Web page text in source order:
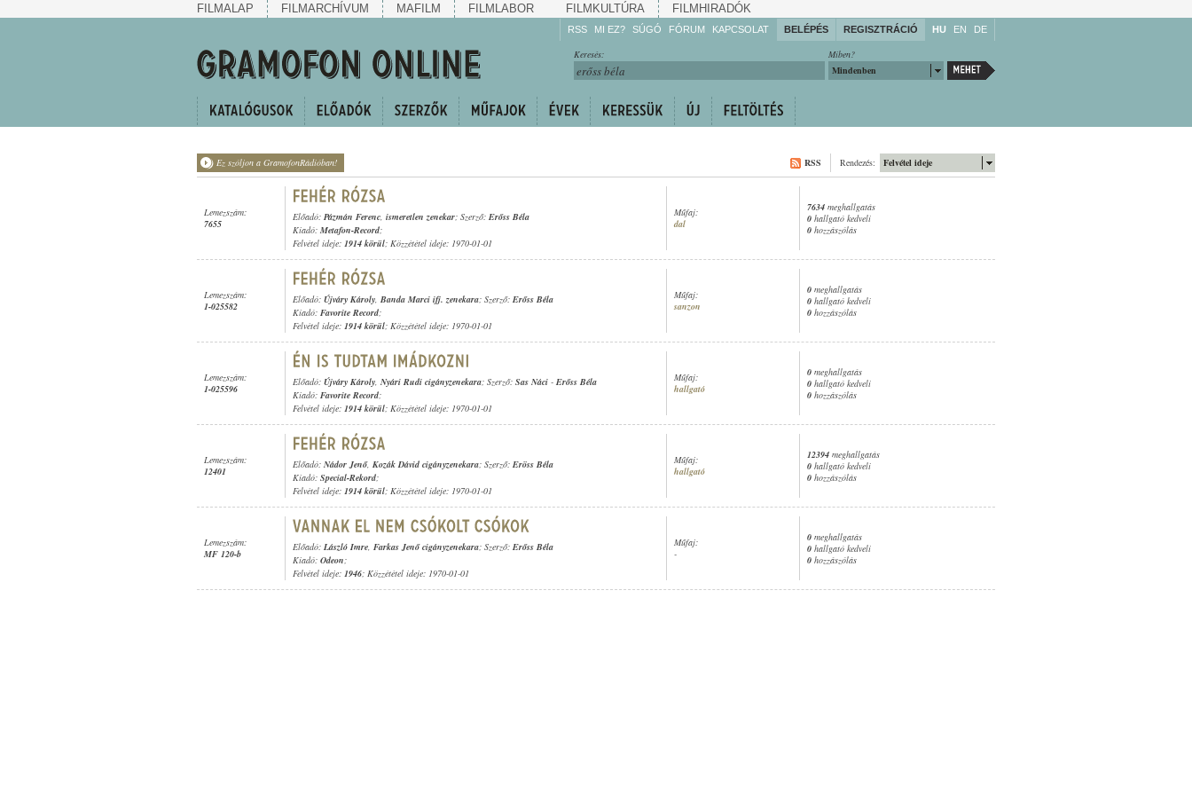
FILMALAP FILMARCHÍVUM MAFILM FILMLABOR FILMKULTÚRA FILMHIRADÓK
RSS MI EZ? SÚGÓ
Gyarapítsa!
FÓRUM KAPCSOLAT BELÉPÉS REGISZTRÁCIÓ HU EN DE
Miben?
Mindenben
Keresés:
Ez szóljon a GramofonRádióban! Felvétel ideje
Rendezés:
RSS
Lemezszám:
7655
Előadó: Pázmán Ferenc, ismeretlen zenekar; Szerző: Erőss Béla
Kiadó: Metafon-Record;
Felvétel ideje: 1914 körül; Közzététel ideje: 1970-01-01
Műfaj:
dal
7634 meghallgatás
0 hallgató kedveli
0 hozzászólás
Lemezszám:
1-025582
Előadó: Újváry Károly, Banda Marci ifj. zenekara; Szerző: Erőss Béla
Kiadó: Favorite Record;
Felvétel ideje: 1914 körül; Közzététel ideje: 1970-01-01
Műfaj:
sanzon
0 meghallgatás
0 hallgató kedveli
0 hozzászólás
Lemezszám:
1-025596
Előadó: Újváry Károly, Nyári Rudi cigányzenekara; Szerző: Sas Náci - Erőss Béla
Kiadó: Favorite Record;
Felvétel ideje: 1914 körül; Közzététel ideje: 1970-01-01
Műfaj:
hallgató
0 meghallgatás
0 hallgató kedveli
0 hozzászólás
Lemezszám:
12401
Előadó: Nádor Jenő, Kozák Dávid cigányzenekara; Szerző: Eröss Béla
Kiadó: Special-Rekord;
Felvétel ideje: 1914 körül; Közzététel ideje: 1970-01-01
Műfaj:
hallgató
12394 meghallgatás
0 hallgató kedveli
0 hozzászólás
Lemezszám:
MF 120-b
Előadó: László Imre, Farkas Jenő cigányzenekara; Szerző: Erőss Béla
Kiadó: Odeon;
Felvétel ideje: 1946; Közzététel ideje: 1970-01-01
Műfaj:
-
0 meghallgatás
0 hallgató kedveli
0 hozzászólás